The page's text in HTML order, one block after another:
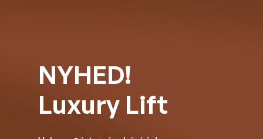
NYHED!
Luxury Lift